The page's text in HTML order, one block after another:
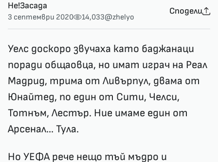
Не!Засада
3 септември 2020 14,033@zhelyo
Сподели
Уелс доскоро звучаха като баджанаци
поради общаовца, но имат играч на Реал
Мадрид, трима от Ливърпул, двама от
Юнайтед, по един от Сити, Челси,
Тотнъм, Лестър. Ние имаме един от
Арсенал... Тула.
Но УЕФА рече нещо тъй мъдро и